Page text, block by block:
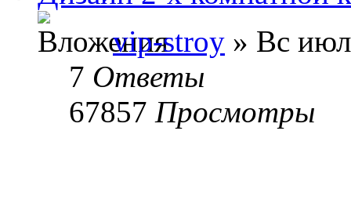
vip-stroy » Вс
7 Ответы
67857 Просмотры